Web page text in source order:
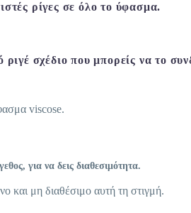
ρίγες σε όλο το ύφασμα.
ριγέ σχέδιο που μπορείς να το
viscose.
για να δεις διαθεσιμότητα.
και μη διαθέσιμο αυτή τη στιγμή.